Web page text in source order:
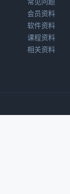
会员资料
软件资料
课程资料
相关资料